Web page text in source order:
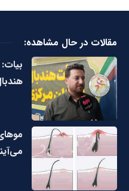
مقالات در حال مشاهده: